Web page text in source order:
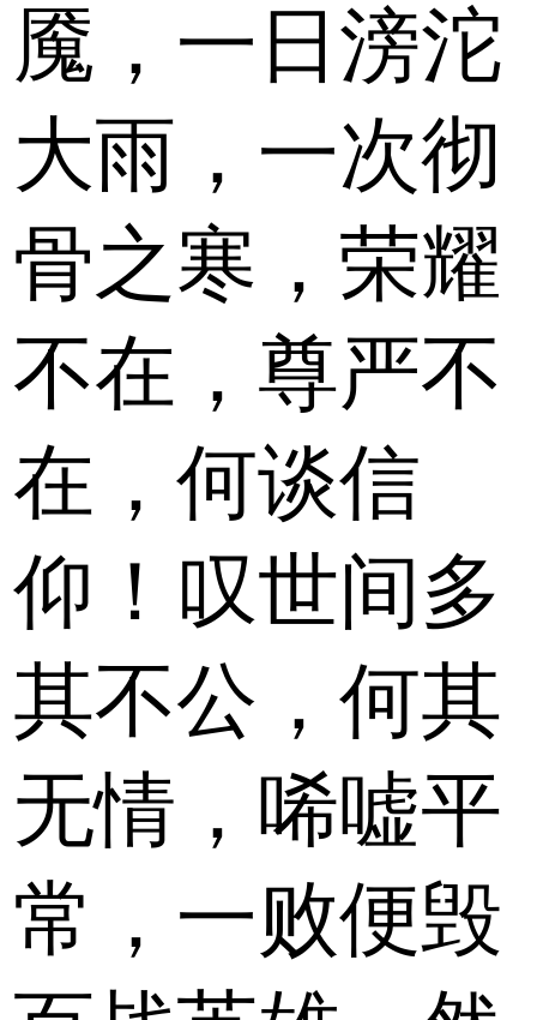
魇，一日滂沱
大雨，一次彻
骨之寒，荣耀
不在，尊严不
在，何谈信
仰！叹世间多
其不公，何其
无情，唏嘘平
常，一败便毁